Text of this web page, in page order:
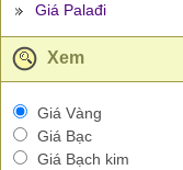
Giá Palađi
Xem
Giá Vàng
Giá Bạc
Giá Bạch kim